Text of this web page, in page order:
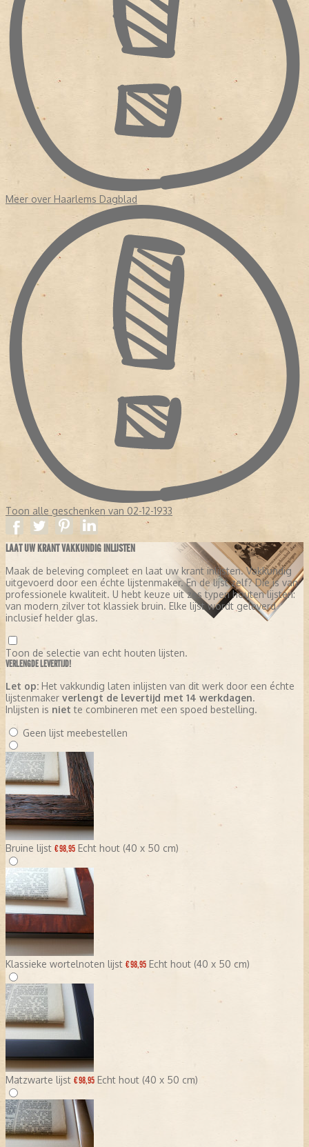
Meer over Haarlems Dagblad
Toon alle geschenken van 02-12-1933
LAAT UW KRANT VAKKUNDIG INLIJSTEN
Maak de beleving compleet en laat uw krant inlijsten. Vakkundig
uitgevoerd door een échte lijstenmaker. En de lijst zelf? Die is van
professionele kwaliteit. U hebt keuze uit zes typen houten lijsten:
van modern zilver tot klassiek bruin. Elke lijst wordt geleverd
inclusief helder glas.
Toon de selectie van echt houten lijsten.
VERLENGDE LEVERTIJD!
Let op: Het vakkundig laten inlijsten van dit werk door een échte
lijstenmaker verlengt de levertijd met 14 werkdagen.
Inlijsten is niet te combineren met een spoed bestelling.
Geen lijst meebestellen
Bruine lijst € 98,95 Echt hout (40 x 50 cm)
Klassieke wortelnoten lijst € 98,95 Echt hout (40 x 50 cm)
Matzwarte lijst € 98,95 Echt hout (40 x 50 cm)